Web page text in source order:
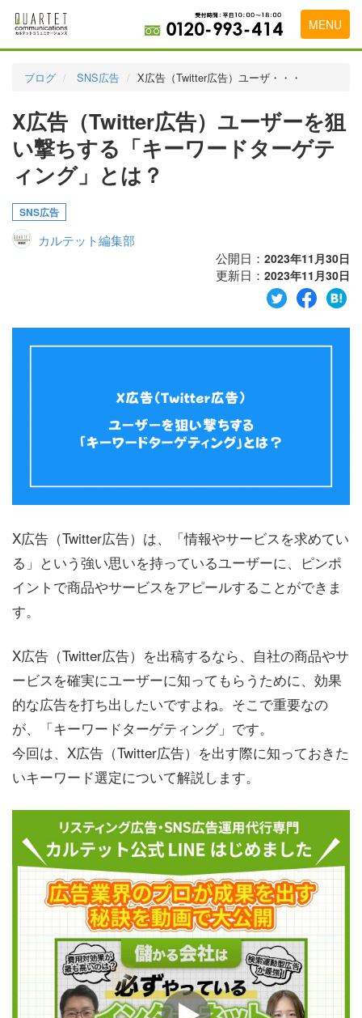
MENU
実績・お客様の声
初めて導入をお考えの方
広告代理店・HP制作会社様へ
お問い合わせ
ブログ SNS広告 X広告（Twitter広告）ユーザ・・・
X広告（Twitter広告）ユーザーを狙
い撃ちする「キーワードターゲテ
ィング」とは？
SNS広告
カルテット編集部
公開日： 2023年11月30日
更新日： 2023年11月30日
X広告（Twitter広告）は、「情報やサービスを求めてい
る」という強い思いを持っているユーザーに、ピンポ
イントで商品やサービスをアピールすることができま
す。
X広告（Twitter広告）を出稿するなら、自社の商品やサ
ービスを確実にユーザーに知ってもらうために、効果
的な広告を打ち出したいですよね。そこで重要なの
が、「キーワードターゲティング」です。
今回は、X広告（Twitter広告）を出す際に知っておきた
いキーワード選定について解説します。